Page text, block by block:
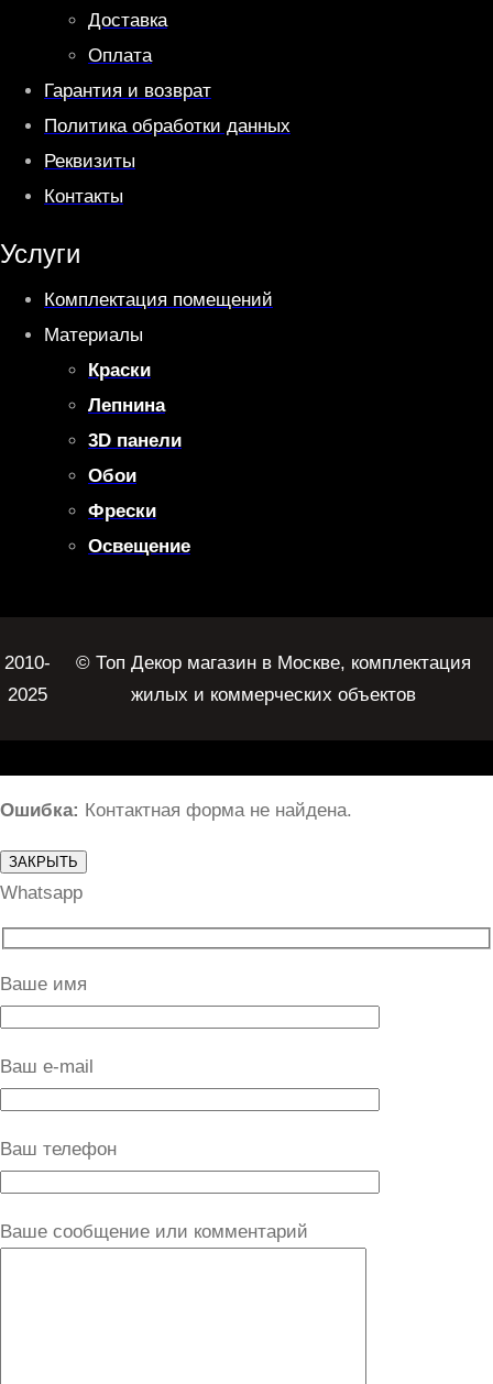
Доставка
Оплата
Гарантия и возврат
Политика обработки данных
Реквизиты
Контакты
Услуги
Комплектация помещений
Материалы
Краски
Лепнина
3D панели
Обои
Фрески
Освещение
2010-
2025
© Топ Декор магазин в Москве, комплектация
жилых и коммерческих объектов
Ошибка: Контактная форма не найдена.
ЗАКРЫТЬ
Whatsapp
Ваше имя
Ваш e-mail
Ваш телефон
Ваше сообщение или комментарий